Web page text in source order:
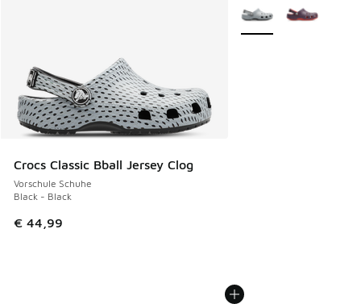
Crocs Classic Bball Jersey Clog
Vorschule Schuhe
Black - Black
€ 44,99
Weitere Farben